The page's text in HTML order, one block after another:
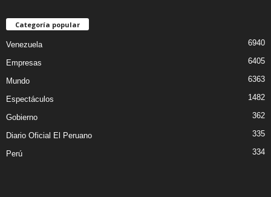
Categoría popular
Venezuela 6940
Empresas 6405
Mundo 6363
Espectáculos 1482
Gobierno 362
Diario Oficial El Peruano 335
Perú 334